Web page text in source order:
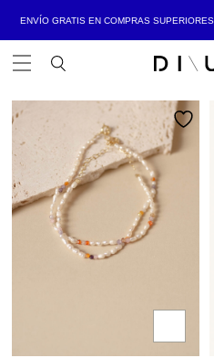
ENVÍO GRATIS EN COMPRAS
Open Menu